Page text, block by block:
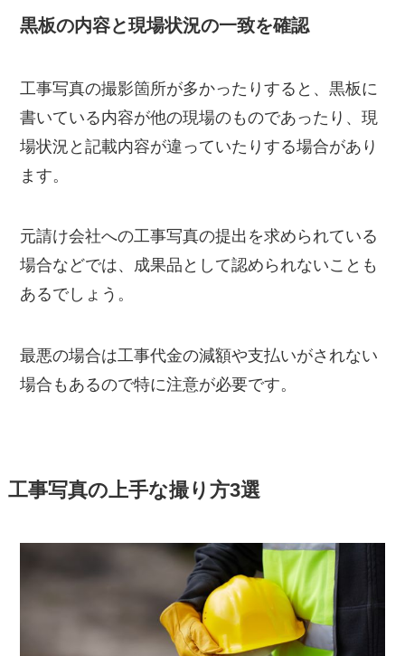
黒板の内容と現場状況の一致を確認
工事写真の撮影箇所が多かったりすると、黒板に
書いている内容が他の現場のものであったり、現
場状況と記載内容が違っていたりする場合があり
ます。
元請け会社への工事写真の提出を求められている
場合などでは、成果品として認められないことも
あるでしょう。
最悪の場合は工事代金の減額や支払いがされない
場合もあるので特に注意が必要です。
工事写真の上手な撮り方3選